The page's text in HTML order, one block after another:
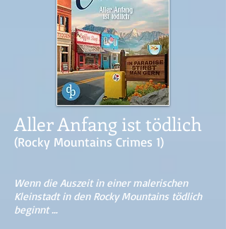
Aller Anfang ist tödlich
(Rocky Mountains Crimes 1)
Wenn die Auszeit in einer malerischen
Kleinstadt in den Rocky Mountains tödlich
beginnt …